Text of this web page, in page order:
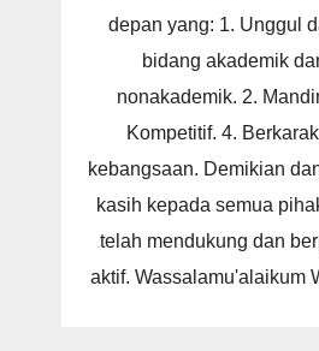
depan yang: 1. Unggul
bidang akademik
nonakademik. 2.
Kompetitif. 4.
kebangsaan. Demikian
kasih kepada semua
telah mendukung dan
aktif. Wassalamu'alaikum